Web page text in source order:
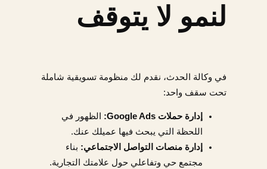
لنمو لا يتوقف
في وكالة الحدث، نقدم لك منظومة تسويقية شاملة
تحت سقف واحد:
إدارة حملات Google Ads:
الظهور في
اللحظة التي يبحث فيها عميلك عنك.
إدارة منصات التواصل الاجتماعي: بناء
مجتمع حي وتفاعلي حول علامتك التجارية.